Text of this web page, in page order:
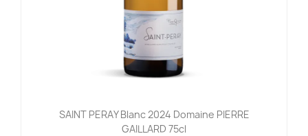
SAINT PERAY Blanc 2024 Domaine PIERRE
GAILLARD 75cl